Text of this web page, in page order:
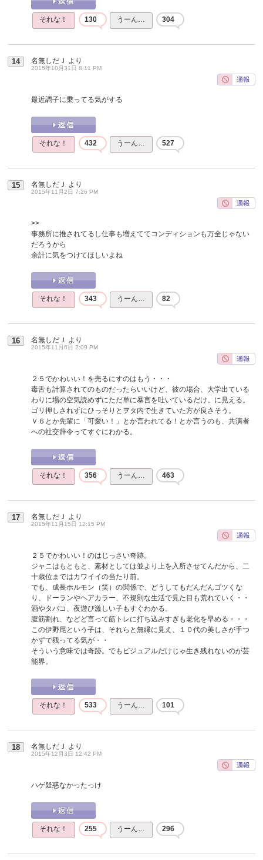
それな！ 130 うーん… 304
14 名無しだＪ より
2015年10月31日 8:11 PM
最近調子に乗ってる気がする
それな！ 432 うーん… 527
15 名無しだＪ より
2015年11月2日 7:26 PM
>>
事務所に推されてるし仕事も増えててコンディションも万全じゃない
だろうから
余計に気をつけてほしいよね
それな！ 343 うーん… 82
16 名無しだＪ より
2015年11月6日 2:09 PM
２５でかわいい！を売るにすのはもう・・・
毒舌も計算されてのものだったらいいけど、彼の場合、大学出ている
わりに場の空気読めずにただ単に暴言を吐いているだけ。に見える。
ゴリ押しされずにひっそりとヲタ内で生きていた方が良さそう。
Ｖ６とか先輩に「可愛い！」とか言われてる！とか言うのも、共演者
への社交辞令ってすぐにわかる。
それな！ 356 うーん… 463
17 名無しだＪ より
2015年11月15日 12:15 PM
２５でかわいい！のはじっさい奇跡。
ジャニはもともと、素材としては並より上を入所させてんだから、二
十歳位まではカワイイの当たり前。
でも、成長ホルモン（笑）の関係で、どうしてもだんだんゴツくな
り、ドーランやヘアカラー、不規則な生活で見た目も荒れていく・・
酒やタバコ、夜遊び激しい子もすぐわかる。
腹筋割れ、などど言って筋トレに打ち込みすぎも老化を早める・・・
この伊野尾という子は、それらと無縁に見え、１０代の美しさが手つ
かずで残ってる気が・・
そういう意味では奇跡。でもビジュアルだけじゃ生き残れないのが芸
能界。
それな！ 533 うーん… 101
18 名無しだＪ より
2015年12月3日 12:42 PM
ハゲ疑惑なかったっけ
それな！ 255 うーん… 296